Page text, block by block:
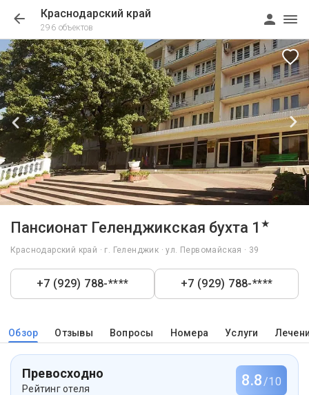
Краснодарский край
296 объектов
Пансионат Геленджикская бухта 1 ★
Краснодарский край · г. Геленджик · ул. Первомайская · 39
+7 (929) 788-**** +7 (929) 788-****
Обзор Отзывы Вопросы Номера Услуги
Превосходно
Рейтинг отеля 8.8/10